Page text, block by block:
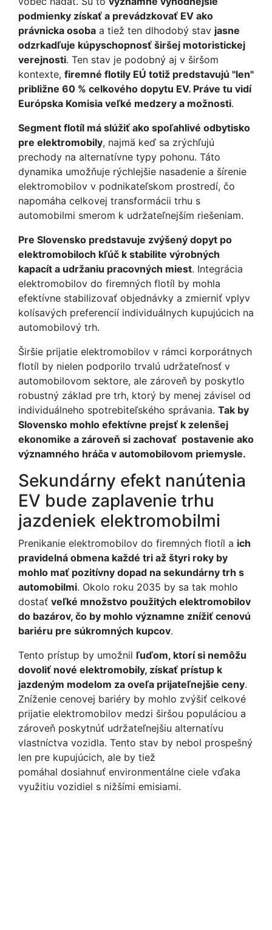
podmienky získať a prevádzkovať EV ako
právnicka osoba a tiež ten dlhodobý stav jasne
odzrkadľuje kúpyschopnosť širšej motoristickej
verejnosti. Ten stav je podobný aj v širšom
kontexte, firemné flotily EÚ totiž predstavujú "len"
približne 60 % celkového dopytu EV. Práve tu vidí
Európska Komisia veľké medzery a možnosti.
Segment flotíl má slúžiť ako spoľahlivé odbytisko
pre elektromobily, najmä keď sa zrýchľujú
prechody na alternatívne typy pohonu. Táto
dynamika umožňuje rýchlejšie nasadenie a šírenie
elektromobilov v podnikateľskom prostredí, čo
napomáha celkovej transformácii trhu s
automobilmi smerom k udržateľnejším riešeniam.
Pre Slovensko predstavuje zvýšený dopyt po
elektromobiloch kľúč k stabilite výrobných
kapacít a udržaniu pracovných miest. Integrácia
elektromobilov do firemných flotíl by mohla
efektívne stabilizovať objednávky a zmierniť vplyv
kolísavých preferencií individuálnych kupujúcich na
automobilový trh.
Širšie prijatie elektromobilov v rámci korporátnych
flotíl by nielen podporilo trvalú udržateľnosť v
automobilovom sektore, ale zároveň by poskytlo
robustný základ pre trh, ktorý by menej závisel od
individuálneho spotrebiteľského správania. Tak by
Slovensko mohlo efektívne prejsť k zelenšej
ekonomike a zároveň si zachovať postavenie ako
významného hráča v automobilovom priemysle.
Sekundárny efekt nanútenia
EV bude zaplavenie trhu
jazdeniek elektromobilmi
Prenikanie elektromobilov do firemných flotíl a ich
pravidelná obmena každé tri až štyri roky by
mohlo mať pozitívny dopad na sekundárny trh s
automobilmi. Okolo roku 2035 by sa tak mohlo
dostať veľké množstvo použitých elektromobilov
do bazárov, čo by mohlo významne znížiť cenovú
bariéru pre súkromných kupcov.
Tento prístup by umožnil ľuďom, ktorí si nemôžu
dovoliť nové elektromobily, získať prístup k
jazdeným modelom za oveľa prijateľnejšie ceny.
Zníženie cenovej bariéry by mohlo zvýšiť celkové
prijatie elektromobilov medzi širšou populáciou a
zároveň poskytnúť udržateľnejšiu alternatívu
vlastníctva vozidla. Tento stav by nebol prospešný
len pre kupujúcich, ale by tiež
pomáhal dosiahnuť environmentálne ciele vďaka
využitiu vozidiel s nižšími emisiami.